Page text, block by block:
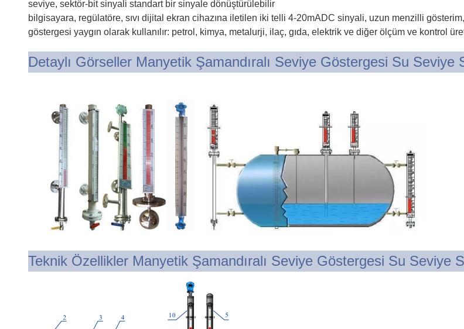
seviye, sektör-bit sinyali standart bir sinyale dönüştürülebilir
bilgisayara, regülatöre, sıvı dijital ekran cihazına iletilen iki telli 4-20mADC sinyali, uzun menzilli
göstergesi yaygın olarak kullanılır: petrol, kimya, metalurji, ilaç, gıda, elektrik ve diğer ölçüm ve kontrol
Detaylı Görseller Manyetik Şamandıralı Seviye Göstergesi Su Seviye
Teknik Özellikler Manyetik Şamandıralı Seviye Göstergesi Su Seviye